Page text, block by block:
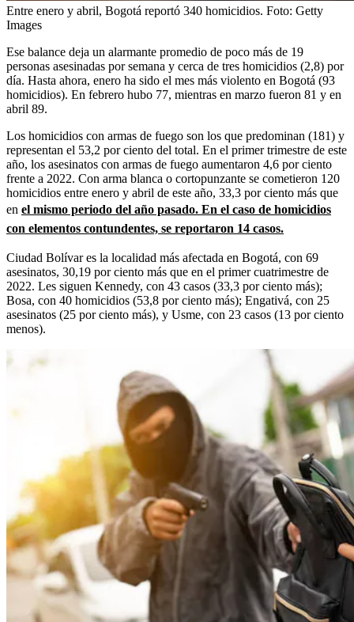
Entre enero y abril, Bogotá reportó 340 homicidios. Foto: Getty
Images
Ese balance deja un alarmante promedio de poco más de 19
personas asesinadas por semana y cerca de tres homicidios (2,8) por
día. Hasta ahora, enero ha sido el mes más violento en Bogotá (93
homicidios). En febrero hubo 77, mientras en marzo fueron 81 y en
abril 89.
Los homicidios con armas de fuego son los que predominan (181) y
representan el 53,2 por ciento del total. En el primer trimestre de este
año, los asesinatos con armas de fuego aumentaron 4,6 por ciento
frente a 2022. Con arma blanca o cortopunzante se cometieron 120
homicidios entre enero y abril de este año, 33,3 por ciento más que
en el mismo periodo del año pasado. En el caso de homicidios
con elementos contundentes, se reportaron 14 casos.
Ciudad Bolívar es la localidad más afectada en Bogotá, con 69
asesinatos, 30,19 por ciento más que en el primer cuatrimestre de
2022. Les siguen Kennedy, con 43 casos (33,3 por ciento más);
Bosa, con 40 homicidios (53,8 por ciento más); Engativá, con 25
asesinatos (25 por ciento más), y Usme, con 23 casos (13 por ciento
menos).